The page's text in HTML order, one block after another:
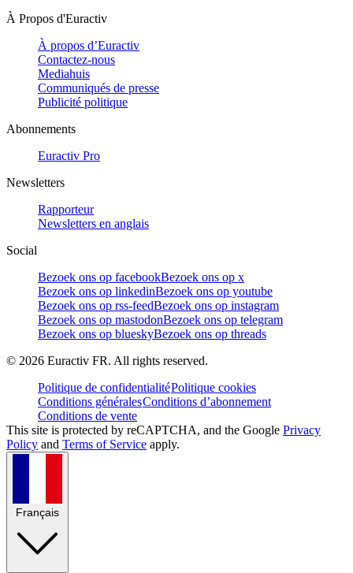
À Propos d'Euractiv
À propos d’Euractiv
Contactez-nous
Mediahuis
Communiqués de presse
Publicité politique
Abonnements
Euractiv Pro
Newsletters
Rapporteur
Newsletters en anglais
Social
Bezoek ons op facebookBezoek ons op x
Bezoek ons op linkedinBezoek ons op youtube
Bezoek ons op rss-feedBezoek ons op instagram
Bezoek ons op mastodonBezoek ons op telegram
Bezoek ons op blueskyBezoek ons op threads
© 2026 Euractiv FR. All rights reserved.
Politique de confidentialitéPolitique cookies
Conditions généralesConditions d’abonnement
Conditions de vente
This site is protected by reCAPTCHA, and the Google Privacy
Policy and Terms of Service apply.
Français